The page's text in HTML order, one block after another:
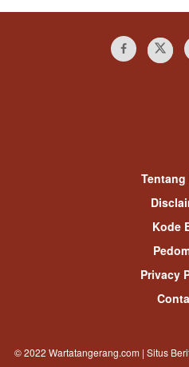
Tentang
Kode
Privacy
© 2022 Wartatangerang.com | Situs